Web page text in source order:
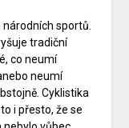
sportů.
tradiční
co neumí
neumí
Cyklistika
i přesto, že se